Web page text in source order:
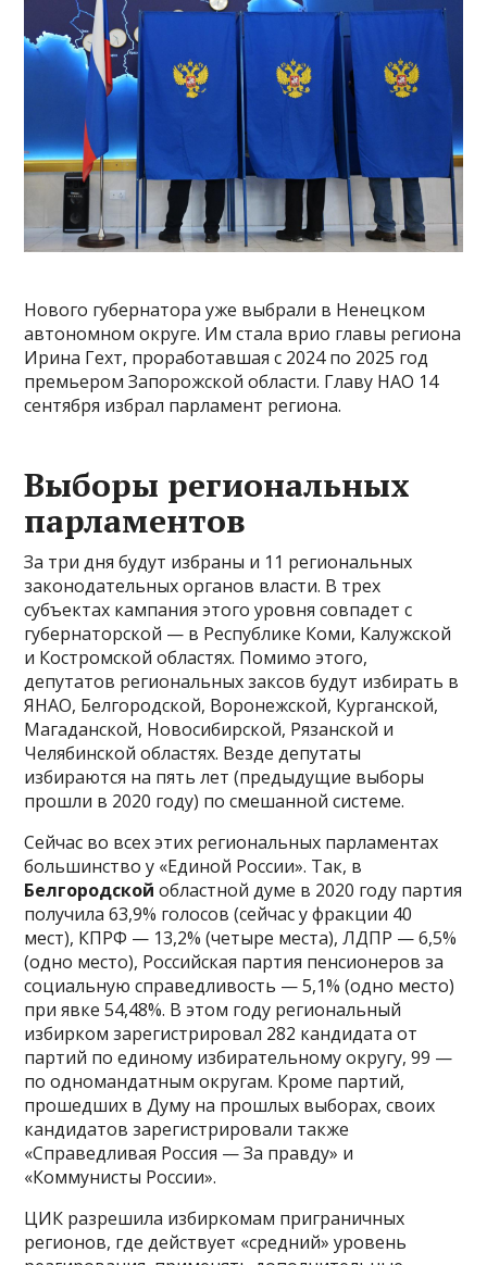
Нового губернатора уже выбрали в Ненецком
автономном округе. Им стала врио главы региона
Ирина Гехт, проработавшая с 2024 по 2025 год
премьером Запорожской области. Главу НАО 14
сентября избрал парламент региона.
Выборы региональных
парламентов
За три дня будут избраны и 11 региональных
законодательных органов власти. В трех
субъектах кампания этого уровня совпадет с
губернаторской — в Республике Коми, Калужской
и Костромской областях. Помимо этого,
депутатов региональных заксов будут избирать в
ЯНАО, Белгородской, Воронежской, Курганской,
Магаданской, Новосибирской, Рязанской и
Челябинской областях. Везде депутаты
избираются на пять лет (предыдущие выборы
прошли в 2020 году) по смешанной системе.
Сейчас во всех этих региональных парламентах
большинство у «Единой России». Так, в
Белгородскойобластной думе в 2020 году партия
получила 63,9% голосов (сейчас у фракции 40
мест), КПРФ — 13,2% (четыре места), ЛДПР — 6,5%
(одно место), Российская партия пенсионеров за
социальную справедливость — 5,1% (одно место)
при явке 54,48%. В этом году региональный
избирком зарегистрировал 282 кандидата от
партий по единому избирательному округу, 99 —
по одномандатным округам. Кроме партий,
прошедших в Думу на прошлых выборах, своих
кандидатов зарегистрировали также
«Справедливая Россия — За правду» и
«Коммунисты России».
ЦИК разрешила избиркомам приграничных
регионов, где действует «средний» уровень